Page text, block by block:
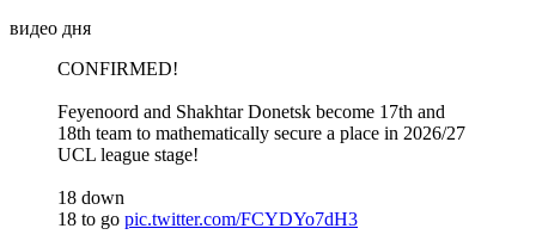
видео дня
CONFIRMED!
Feyenoord and Shakhtar Donetsk become 17th and
18th team to mathematically secure a place in 2026/27
UCL league stage!
18 down
18 to go pic.twitter.com/FCYDYo7dH3